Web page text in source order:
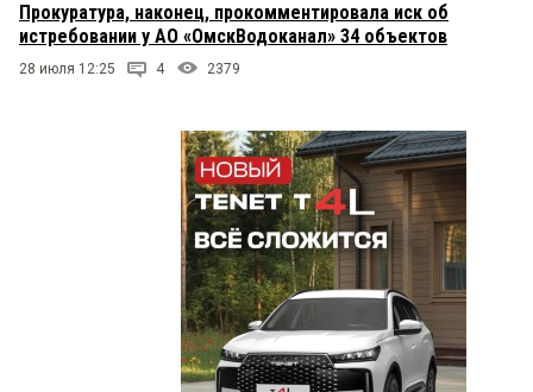
Прокуратура, наконец, прокомментировала иск об
истребовании у АО «ОмскВодоканал» 34 объектов
28 июля 12:25 4 2379